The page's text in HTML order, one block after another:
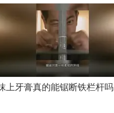
上牙膏真的能锯断铁栏杆吗